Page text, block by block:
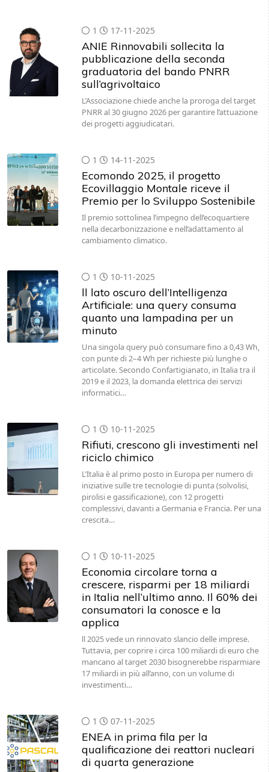
1 17-11-2025
ANIE Rinnovabili sollecita la
pubblicazione della seconda
graduatoria del bando PNRR
sull’agrivoltaico
L’Associazione chiede anche la proroga del target
PNRR al 30 giugno 2026 per garantire l’attuazione
dei progetti aggiudicatari.
1 14-11-2025
Ecomondo 2025, il progetto
Ecovillaggio Montale riceve il
Premio per lo Sviluppo Sostenibile
Il premio sottolinea l’impegno dell’ecoquartiere
nella decarbonizzazione e nell’adattamento al
cambiamento climatico.
1 10-11-2025
ll lato oscuro dell’Intelligenza
Artificiale: una query consuma
quanto una lampadina per un
minuto
Una singola query può consumare fino a 0,43 Wh,
con punte di 2–4 Wh per richieste più lunghe o
articolate. Secondo Confartigianato, in Italia tra il
2019 e il 2023, la domanda elettrica dei servizi
informatici…
1 10-11-2025
Rifiuti, crescono gli investimenti nel
riciclo chimico
L’Italia è al primo posto in Europa per numero di
iniziative sulle tre tecnologie di punta (solvolisi,
pirolisi e gassificazione), con 12 progetti
complessivi, davanti a Germania e Francia. Per una
crescita…
1 10-11-2025
Economia circolare torna a
crescere, risparmi per 18 miliardi
in Italia nell’ultimo anno. Il 60% dei
consumatori la conosce e la
applica
ll 2025 vede un rinnovato slancio delle imprese.
Tuttavia, per coprire i circa 100 miliardi di euro che
mancano al target 2030 bisognerebbe risparmiare
17 miliardi in più all’anno, con un volume di
investimenti…
1 07-11-2025
ENEA in prima fila per la
qualificazione dei reattori nucleari
di quarta generazione